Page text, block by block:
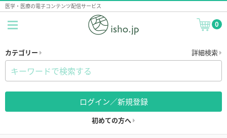
医学・医療の電子コンテンツ配信サービス
0
カテゴリー 詳細検索
ログイン／新規登録
初めての方へ